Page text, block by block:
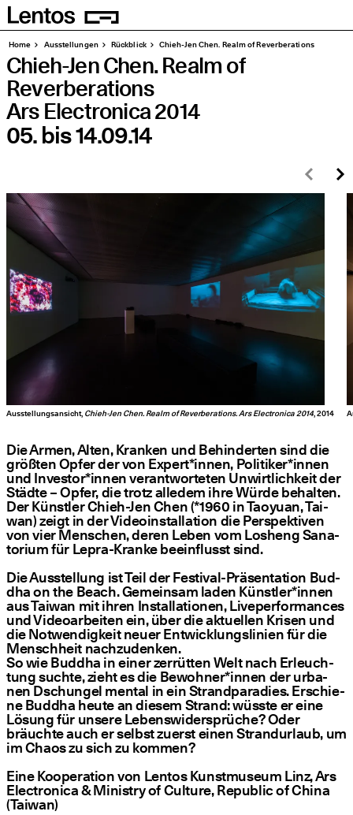
Homepage
Seiten
Home Aus­stel­lun­gen Rück­blick Chieh-Jen Chen. Realm of Reverberations
Chieh-Jen Chen. Realm of
Reverberations
Ars Elec­tro­ni­ca 2014
05.bis14.09.14
Ausstellungsansicht, Chieh-Jen Chen. Realm of Reverberations. Ars Electronica 2014, 2014
Die Armen, Alten, Kran­ken und Behin­der­ten sind die
größ­ten Opfer der von Expert*innen, Politiker*innen
und Investor*innen ver­ant­wor­te­ten Unwirt­lich­keit der
Städ­te – Opfer, die trotz alle­dem ihre Wür­de behal­ten.
Der Künst­ler Chieh-Jen Chen (*1960 in Taoyu­an, Tai­
wan) zeigt in der Video­in­stal­la­ti­on die Per­spek­ti­ven
von vier Men­schen, deren Leben vom Los­h­eng Sana­
to­ri­um für Lepra-Kran­ke beein­flusst sind.
Die Aus­stel­lung ist Teil der Fes­ti­val-Prä­sen­ta­ti­on Bud­
dha on the Beach. Gemein­sam laden Künstler*innen
aus Tai­wan mit ihren Instal­la­tio­nen, Liv­e­per­for­man­ces
und Video­ar­bei­ten ein, über die aktu­el­len Kri­sen und
die Not­wen­dig­keit neu­er Ent­wick­lungs­li­ni­en für die
Mensch­heit nach­zu­den­ken.
So wie Bud­dha in einer zer­rüt­ten Welt nach Erleuch­
tung such­te, zieht es die Bewohner*innen der urba­
nen Dschun­gel men­tal in ein Strand­pa­ra­dies. Erschie­
ne Bud­dha heu­te an die­sem Strand: wüss­te er eine
Lösung für unse­re Lebens­wi­der­sprü­che? Oder
bräuch­te auch er selbst zuerst einen Strand­ur­laub, um
im Cha­os zu sich zu kommen?
Eine Koope­ra­ti­on von Lentos Kunst­mu­se­um Linz, Ars
Elec­tro­ni­ca & Minis­try of Cul­tu­re, Repu­blic of Chi­na
(Tai­wan)